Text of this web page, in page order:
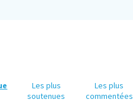
Les plus
soutenues
Les plus
commentées